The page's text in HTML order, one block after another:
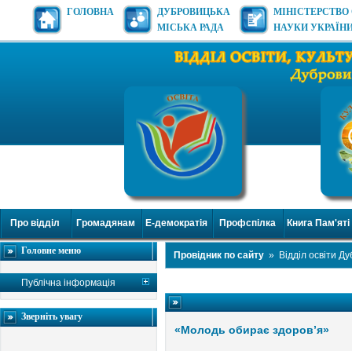
ГОЛОВНА
ДУБРОВИЦЬКА
МІСЬКА РАДА
МІНІСТЕРСТВО
НАУКИ
Про відділ Громадянам Е-демократія Профспілка Книга Пам'яті
Головне меню
Публічна інформація
Зверніть увагу
Провідник по сайту » Відділ освіти
«Молодь обирає здоров’я»